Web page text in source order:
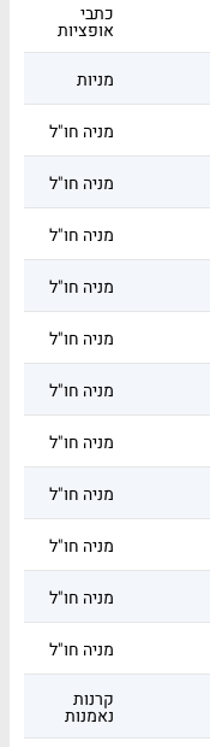
כתבי
אופציות
מניות
מניה חו"ל
מניה חו"ל
מניה חו"ל
מניה חו"ל
מניה חו"ל
מניה חו"ל
מניה חו"ל
מניה חו"ל
מניה חו"ל
מניה חו"ל
מניה חו"ל
קרנות
נאמנות